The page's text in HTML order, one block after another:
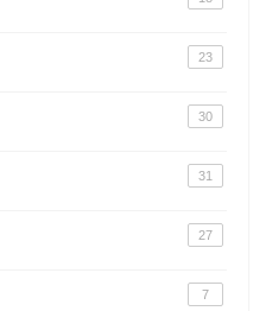
23
30
31
27
7